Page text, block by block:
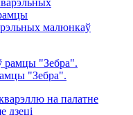
малюнкаў
"Зебра".